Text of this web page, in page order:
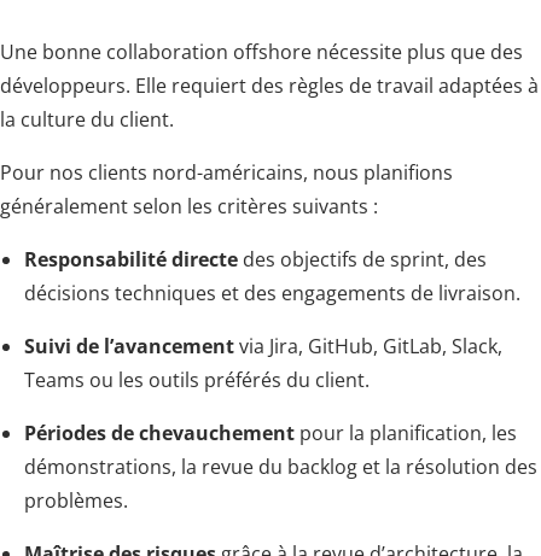
Une bonne collaboration offshore nécessite plus que des
développeurs. Elle requiert des règles de travail adaptées à
la culture du client.
Pour nos clients nord-américains, nous planifions
généralement selon les critères suivants :
Responsabilité directe des objectifs de sprint, des
décisions techniques et des engagements de livraison.
Suivi de l’avancementvia Jira, GitHub, GitLab, Slack,
Teams ou les outils préférés du client.
Périodes de chevauchement pour la planification, les
démonstrations, la revue du backlog et la résolution des
problèmes.